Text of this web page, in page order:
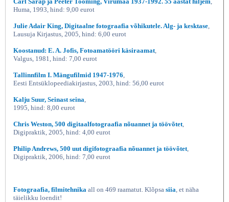
Huma, 1993, hind: 9,00 eurot
Julie Adair King, Digitaalne fotograafia võhikutele. Alg- ja kesktase,
Lausuja Kirjastus, 2005, hind: 6,00 eurot
Koostanud: E. A. Jofis, Fotoamatööri käsiraamat,
Valgus, 1981, hind: 7,00 eurot
Tallinnfilm I. Mängufilmid 1947-1976,
Eesti Entsüklopeediakirjastus, 2003, hind: 56,00 eurot
Kalju Suur, Seinast seina,
1995, hind: 8,00 eurot
Chris Weston, 500 digitaalfotograafia nõuannet ja töövõtet,
Digipraktik, 2005, hind: 4,00 eurot
Philip Andrews, 500 uut digifotograafia nõuannet ja töövõtet,
Digipraktik, 2006, hind: 7,00 eurot
Fotograafia, filmitehnika all on 469 raamatut. Klõpsa siia, et näha
täielikku loendit!